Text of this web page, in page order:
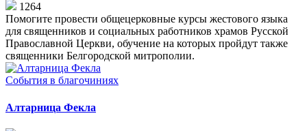
1264
Помогите провести общецерковные курсы жестового языка
для священников и социальных работников храмов Русской
Православной Церкви, обучение на которых пройдут также
священники Белгородской митрополии.
События в благочиниях
Алтарница Фекла